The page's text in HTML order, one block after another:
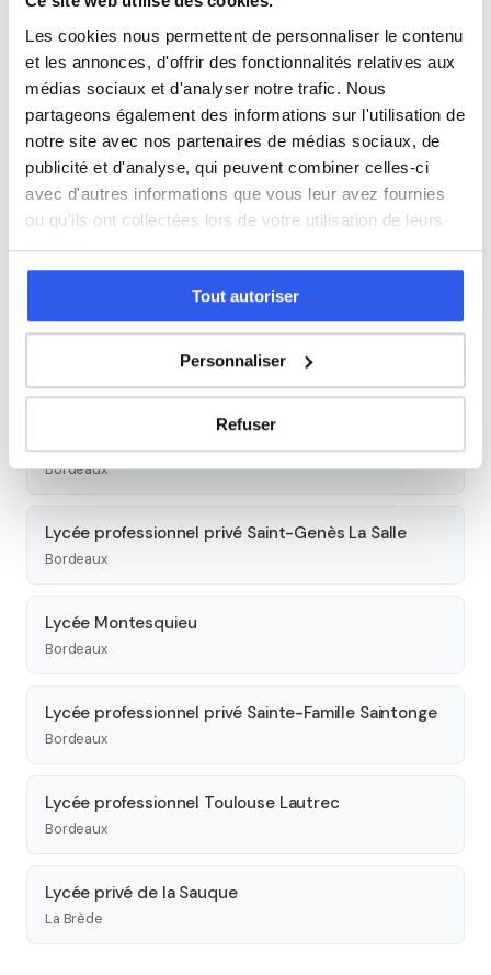
Les cookies nous permettent de personnaliser le contenu
et les annonces, d'offrir des fonctionnalités relatives aux
médias sociaux et d'analyser notre trafic. Nous
partageons également des informations sur l'utilisation de
notre site avec nos partenaires de médias sociaux, de
publicité et d'analyse, qui peuvent combiner celles-ci
avec d'autres informations que vous leur avez fournies
ou qu'ils ont collectées lors de votre utilisation de leurs
services.
Tout autoriser
Personnaliser
Refuser
Cours par niveau
Seconde Première Terminale
Études supérieures
Tous les cours particuliers à Bordeaux
Découvrez l'ensemble de notre offre à Bordeaux :
les cours à Bordeaux →
Autres lycées à proximité
Bordeaux
Lycée professionnel privé Saint-Genès La Salle
Bordeaux
Lycée Montesquieu
Bordeaux
Lycée professionnel privé Sainte-Famille Saintonge
Bordeaux
Lycée professionnel Toulouse Lautrec
Bordeaux
Lycée privé de la Sauque
La Brède